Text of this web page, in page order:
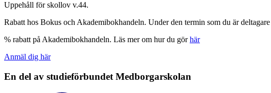
Uppehåll för skollov v.44.
Rabatt hos Bokus och Akademibokhandeln. Under den termin som du är
% rabatt på Akademibokhandeln. Läs mer om hur du görhär
Anmäl dig här
En del av studieförbundet Medborgarskolan